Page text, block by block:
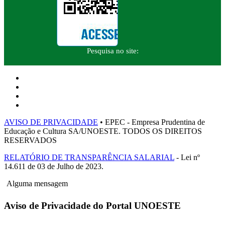
Pesquisa no site:
AVISO DE PRIVACIDADE • EPEC - Empresa Prudentina de
Educação e Cultura SA/UNOESTE. TODOS OS DIREITOS
RESERVADOS
RELATÓRIO DE TRANSPARÊNCIA SALARIAL - Lei nº
14.611 de 03 de Julho de 2023.
Alguma mensagem
Aviso de Privacidade do Portal UNOESTE